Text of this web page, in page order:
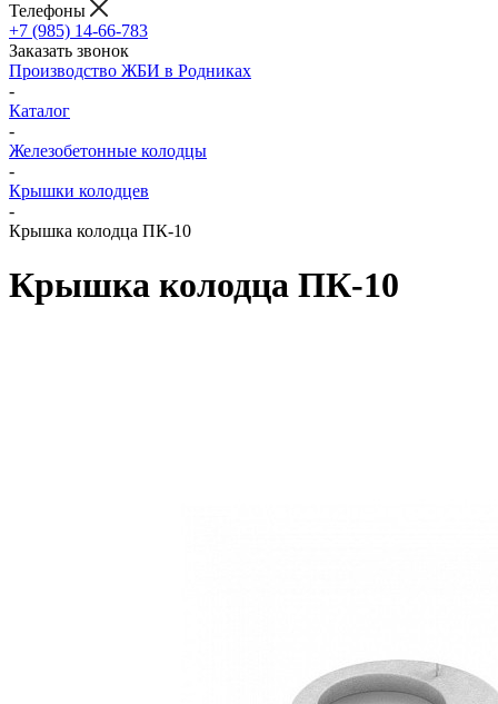
Телефоны
+7 (985) 14-66-783
Заказать звонок
Производство ЖБИ в Родниках
-
Каталог
-
Железобетонные колодцы
-
Крышки колодцев
-
Крышка колодца ПК-10
Крышка колодца ПК-10